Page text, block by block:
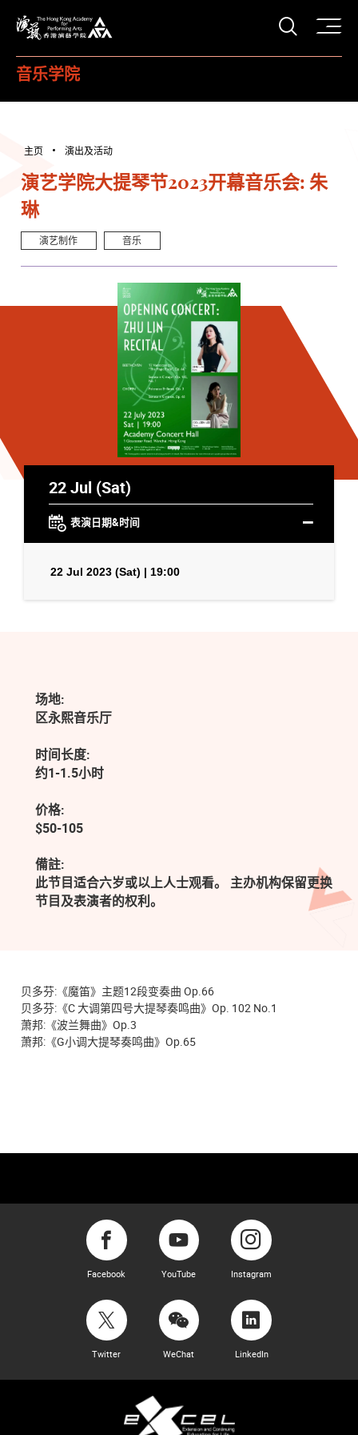
打开
音乐学院
主页 演出及活动
演艺学院大提琴节2023开幕音乐会: 朱
琳
演艺制作 音乐
22 Jul (Sat)
表演日期&时间
22 Jul 2023 (Sat) | 19:00
场地:
区永熙音乐厅
时间长度:
约1-1.5小时
价格:
$50-105
備註:
此节目适合六岁或以上人士观看。 主办机构保留更换
节目及表演者的权利。
贝多芬:《魔笛》主题12段变奏曲 Op.66
贝多芬:《C 大调第四号大提琴奏鸣曲》Op. 102 No.1
萧邦:《波兰舞曲》Op.3
萧邦:《G小调大提琴奏鸣曲》Op.65
Facebook YouTube Instagram
Twitter WeChat LinkedIn